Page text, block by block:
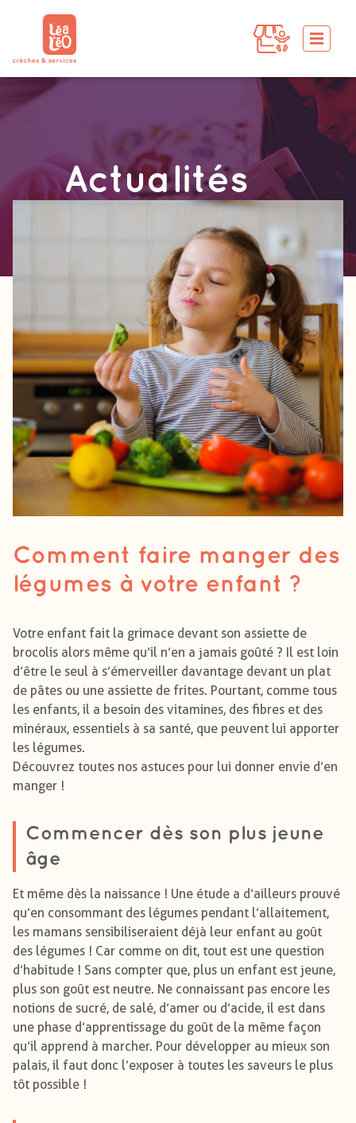
Actualités
Comment faire manger des
légumes à votre enfant ?
Votre enfant fait la grimace devant son assiette de
brocolis alors même qu’il n’en a jamais goûté ? Il est loin
d’être le seul à s’émerveiller davantage devant un plat
de pâtes ou une assiette de frites. Pourtant, comme tous
les enfants, il a besoin des vitamines, des fibres et des
minéraux, essentiels à sa santé, que peuvent lui apporter
les légumes.
Découvrez toutes nos astuces pour lui donner envie d’en
manger !
Commencer dès son plus jeune
âge
Et même dès la naissance ! Une étude a d’ailleurs prouvé
qu’en consommant des légumes pendant l’allaitement,
les mamans sensibiliseraient déjà leur enfant au goût
des légumes ! Car comme on dit, tout est une question
d’habitude ! Sans compter que, plus un enfant est jeune,
plus son goût est neutre. Ne connaissant pas encore les
notions de sucré, de salé, d’amer ou d’acide, il est dans
une phase d’apprentissage du goût de la même façon
qu’il apprend à marcher. Pour développer au mieux son
palais, il faut donc l’exposer à toutes les saveurs le plus
tôt possible !